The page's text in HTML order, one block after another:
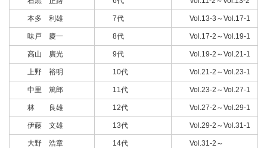
本多 利雄 7代 Vol.13-3～Vol.17-1
味戸 慶一 8代 Vol.17-2～Vol.19-1
高山 廣光 9代 Vol.19-2～Vol.21-1
上野 裕明 10代 Vol.21-2～Vol.23-1
中里 篤郎 11代 Vol.23-2～Vol.27-1
林 良雄 12代 Vol.27-2～Vol.29-1
伊藤 文雄 13代 Vol.29-2～Vol.31-1
大野 浩章 14代 Vol.31-2～